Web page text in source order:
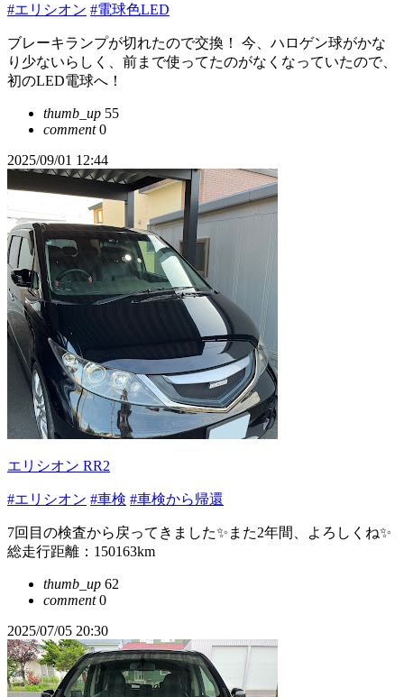
#エリシオン #電球色LED
ブレーキランプが切れたので交換！ 今、ハロゲン球がかな
り少ないらしく、前まで使ってたのがなくなっていたので、
初のLED電球へ！
thumb_up 55
comment0
2025/09/01 12:44
エリシオン RR2
#エリシオン #車検 #車検から帰還
7回目の検査から戻ってきました✨また2年間、よろしくね✨
総走行距離：150163km
thumb_up 62
comment0
2025/07/05 20:30